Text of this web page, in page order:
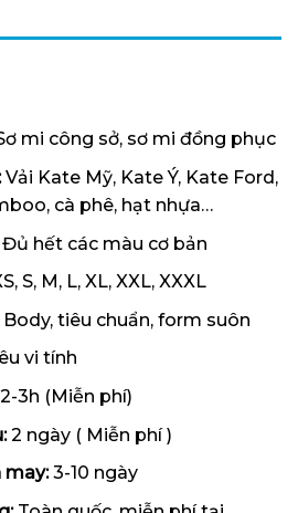
mi công sở, sơ mi đồng phục
Vải Kate Mỹ, Kate Ý, Kate Ford,
cà phê, hạt nhựa…
Đủ hết các màu cơ bản
S, M, L, XL, XXL, XXXL
Body, tiêu chuẩn, form suôn
vi tính
3h (Miễn phí)
2 ngày ( Miễn phí )
may: 3-10 ngày